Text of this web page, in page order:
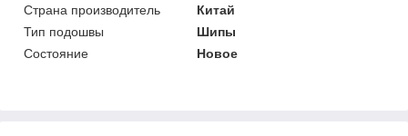
Страна производитель
Китай
Тип подошвы
Шипы
Состояние
Новое